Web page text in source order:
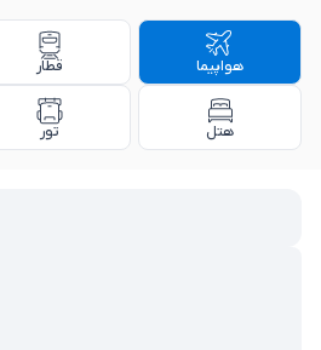
هواپیما قطار
هتل تور